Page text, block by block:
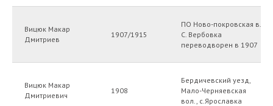
Вицюк Макар
Дмитриев
1907/1915
ПО Ново-покровская в.
С. Вербовка
переводворен в 1907
Вицюк Макар
Дмитриевич
1908
Бердичевский уезд,
Мало-Черняевская
вол., с.Ярославка